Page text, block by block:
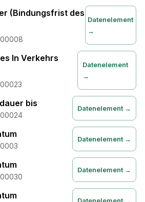
(Bindungsfrist des
Datenelement
→
In Verkehrs
Datenelement
→
bis Datenelement →
Datenelement →
Datenelement →